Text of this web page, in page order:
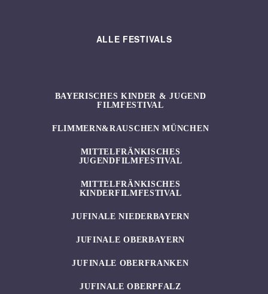
ALLE FESTIVALS
BAYERISCHES KINDER & JUGEND
FILMFESTIVAL
FLIMMERN&RAUSCHEN MÜNCHEN
MITTELFRÄNKISCHES
JUGENDFILMFESTIVAL
MITTELFRÄNKISCHES
KINDERFILMFESTIVAL
JUFINALE NIEDERBAYERN
JUFINALE OBERBAYERN
JUFINALE OBERFRANKEN
JUFINALE OBERPFALZ